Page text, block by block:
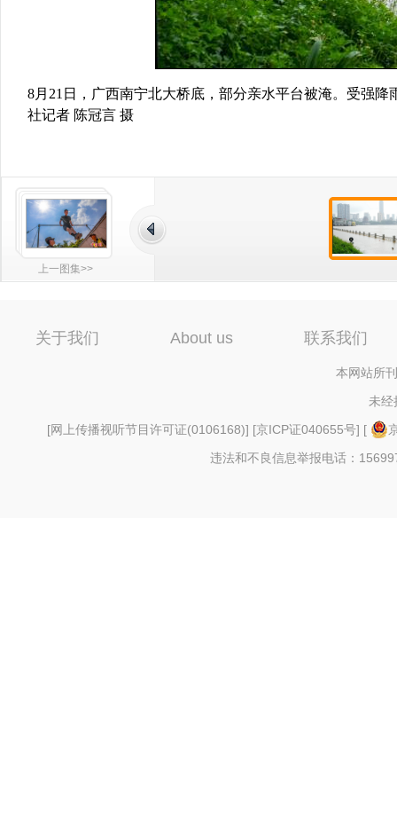
8月21日，广西南宁北大桥底，部分亲水平台被淹。受强
社记者 陈冠言 摄
上一图集>>
关于我们 About us 联系我们
本网站所
未经
[网上传播视听节目许可证(0106168)] [京ICP证040655号] [
违法和不良信息举报电话：